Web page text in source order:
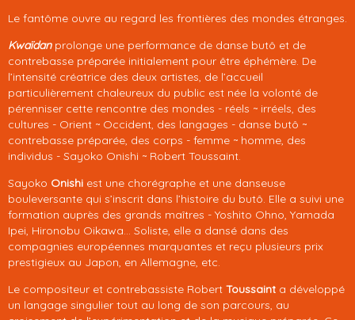
Le fantôme ouvre au regard les frontières des mondes étranges.
Kwaïdanprolonge une performance de danse butô et de
contrebasse préparée initialement pour être éphémère. De
l’intensité créatrice des deux artistes, de l’accueil
particulièrement chaleureux du public est née la volonté de
pérenniser cette rencontre des mondes - réels ~ irréels, des
cultures - Orient ~ Occident, des langages - danse butô ~
contrebasse préparée, des corps - femme ~ homme, des
individus - Sayoko Onishi ~ Robert Toussaint.
Sayoko Onishi est une chorégraphe et une danseuse
bouleversante qui s’inscrit dans l’histoire du butô. Elle a suivi une
formation auprès des grands maîtres - Yoshito Ohno, Yamada
Ipei, Hironobu Oikawa… Soliste, elle a dansé dans des
compagnies européennes marquantes et reçu plusieurs prix
prestigieux au Japon, en Allemagne, etc.
Le compositeur et contrebassiste Robert Toussaint a développé
un langage singulier tout au long de son parcours, au